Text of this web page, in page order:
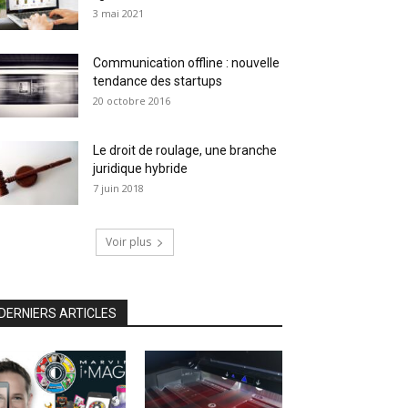
3 mai 2021
Communication offline : nouvelle
tendance des startups
20 octobre 2016
Le droit de roulage, une branche
juridique hybride
7 juin 2018
Voir plus
ARTICLES